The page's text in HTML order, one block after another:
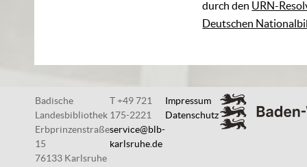
durch den URN-
Deutschen
Badische
Landesbibliothek
Erbprinzenstraße
15
76133 Karlsruhe
T +49 721
175-2221
service@blb-
karlsruhe.de
Impressum
Datenschutz